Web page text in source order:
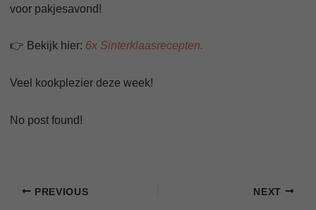
voor pakjesavond!
👉 Bekijk hier: 6x Sinterklaasrecepten.
Veel kookplezier deze week!
No post found!
PREVIOUS NEXT